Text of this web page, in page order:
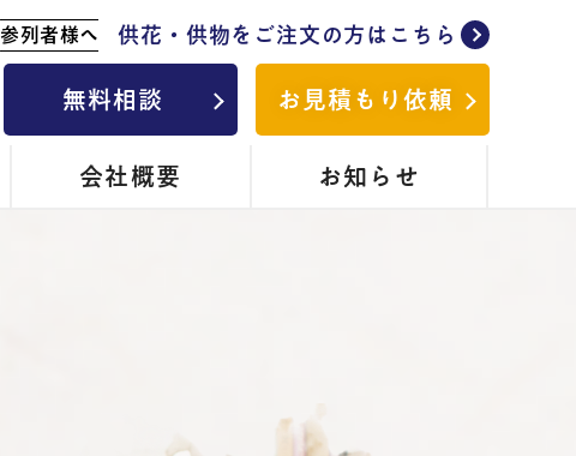
参列者様へ 供花・供物をご注文の方はこちら
無料相談 お見積もり依頼
会社概要 お知らせ